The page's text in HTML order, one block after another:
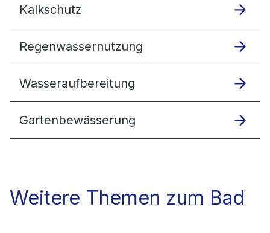
Kalkschutz
Regenwassernutzung
Wasseraufbereitung
Gartenbewässerung
Weitere Themen zum Bad